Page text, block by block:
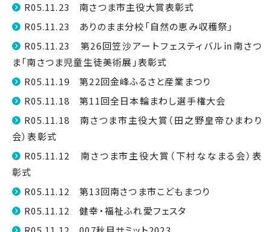
R05.11.23 南さつま市主役大賞表彰式
R05.11.23 ありのまま分校「自然の恵み収穫祭」
R05.11.23 第26回笠沙アートフェスティバル㏌南さつ
ま「南さつま児童生徒美術展」表彰式
R05.11.19 第22回金峰ふるさと産業まつり
R05.11.18 第11回全日本輪まわし選手権大会
R05.11.18 南さつま市主役大賞（田之野皇帝ひまわり
会）表彰式
R05.11.12 南さつま市主役大賞（下村ななまる会）表
彰式
R05.11.12 第13回南さつま市こどもまつり
R05.11.12 健幸・福祉ふれ愛フェスタ